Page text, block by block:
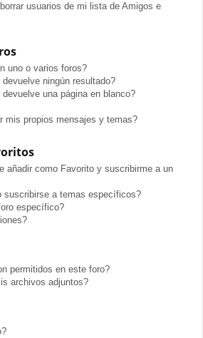
usuarios de mi lista de Amigos e
uno o varios foros?
ningún resultado?
una página en blanco?
mis propios mensajes y temas?
añadir como Favorito y suscribirme a un
suscribirse a temas específicos?
específico?
permitidos en este foro?
archivos adjuntos?